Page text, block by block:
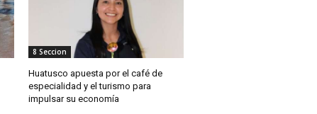
8 Seccion
Huatusco apuesta por el café de
especialidad y el turismo para
impulsar su economía